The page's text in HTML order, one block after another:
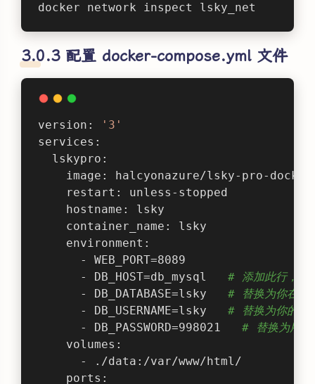
docker network inspect lsky_net
配置 docker-compose.yml 文件
version:
'3'
services:
  lskypro:
image: halcyonazure/lsky-pro-
    restart: unless-stopped
    hostname: lsky
    container_name: lsky
    environment:
      - WEB_PORT=8089
      - DB_HOST=db_mysql
# 添加此行，指
      - DB_DATABASE=lsky
# 替换为你在
      - DB_USERNAME=lsky
# 替换为你的用
      - DB_PASSWORD=998021
# 替换为用户
    volumes:
      - ./data:/var/www/html/
    ports: